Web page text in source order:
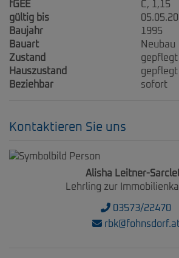
fGEE
C, 1,15
gültig bis
Baujahr
1995
Bauart
Neubau
Zustand
gepflegt
Hauszustand
gepflegt
Beziehbar
sofort
Kontaktieren Sie uns
Alisha Leitner-
Lehrling zur
03573/22470